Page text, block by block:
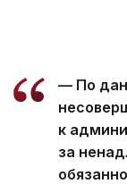
— По
к
за